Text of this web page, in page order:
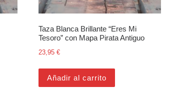
Taza Blanca Brillante “Eres Mi
Tesoro” con Mapa Pirata Antiguo
23,95 €
Añadir al carrito